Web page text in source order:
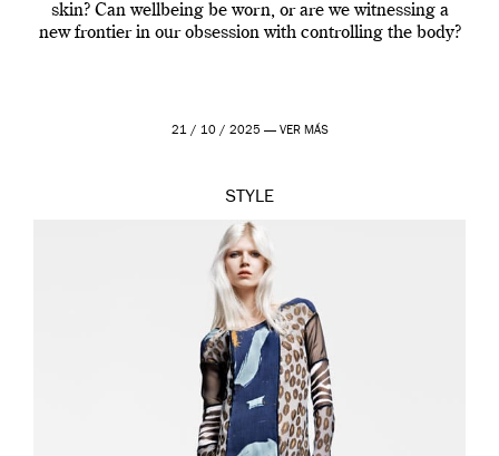
skin? Can wellbeing be worn, or are we witnessing a
new frontier in our obsession with controlling the body?
21 / 10 / 2025 — VER MÁS
STYLE